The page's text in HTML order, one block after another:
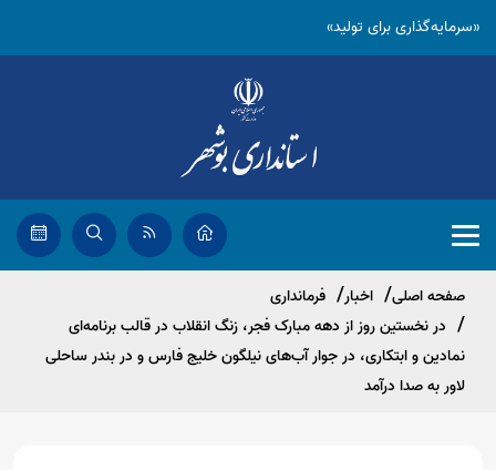
«سرمایه‌گذاری برای تولید»
صفحه اصلی اخبار
فرمانداری
در نخستین روز از دهه مبارک فجر، زنگ انقلاب در قالب برنامه‌ای
نمادین و ابتکاری، در جوار آب‌های نیلگون خلیج فارس و در بندر ساحلی
لاور به صدا درآمد